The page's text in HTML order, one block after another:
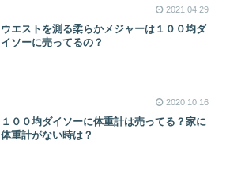
2021.04.29
ウエストを測る柔らかメジャーは１００均ダ
イソーに売ってるの？
2020.10.16
１００均ダイソーに体重計は売ってる？家に
体重計がない時は？